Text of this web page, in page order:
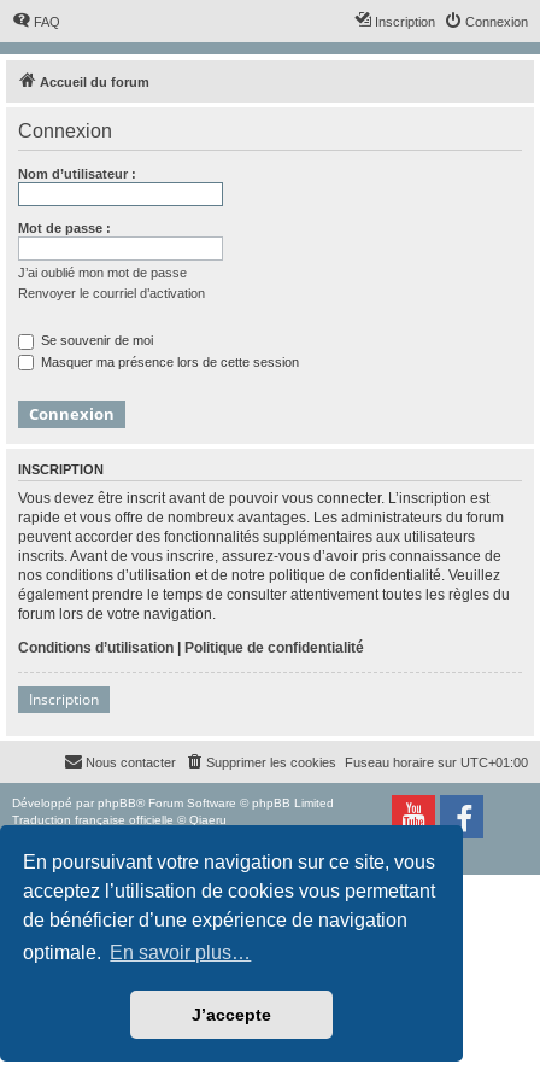
En poursuivant votre navigation sur ce site, vous
acceptez l’utilisation de cookies vous permettant
de bénéficier d’une expérience de navigation
optimale. En savoir plus…
J’accepte
FAQ Connexion
Inscription
Accueil du forum
Connexion
Nom d’utilisateur :
Mot de passe :
J’ai oublié mon mot de passe
Renvoyer le courriel d’activation
Se souvenir de moi
Masquer ma présence lors de cette session
INSCRIPTION
Vous devez être inscrit avant de pouvoir vous connecter. L’inscription est
rapide et vous offre de nombreux avantages. Les administrateurs du forum
peuvent accorder des fonctionnalités supplémentaires aux utilisateurs
inscrits. Avant de vous inscrire, assurez-vous d’avoir pris connaissance de
nos conditions d’utilisation et de notre politique de confidentialité. Veuillez
également prendre le temps de consulter attentivement toutes les règles du
forum lors de votre navigation.
Conditions d’utilisation | Politique de confidentialité
Inscription
Fuseau horaire sur UTC+01:00
Supprimer les cookies
Nous contacter
Développé par phpBB® Forum Software © phpBB Limited
Traduction française officielle © Qiaeru
Confidentialité
Conditions